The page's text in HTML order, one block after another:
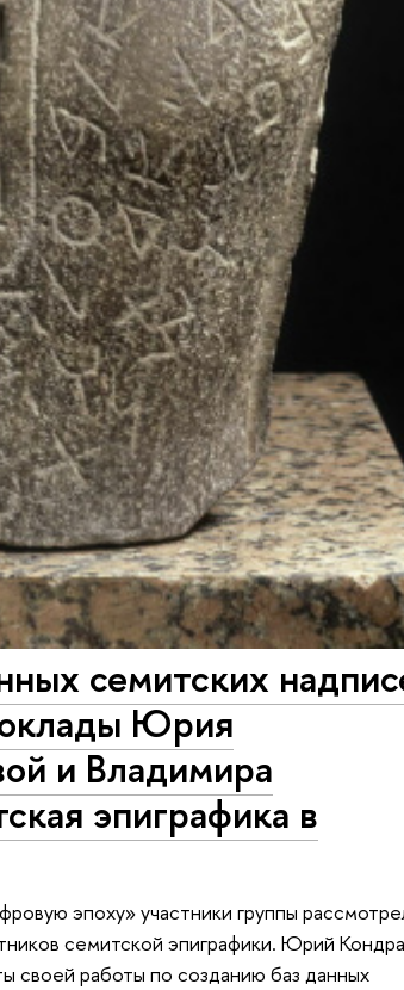
семитских
Юрия
и Владимира
эпиграфика в
эпоху» участники группы
семитской эпиграфики. Юрий
своей работы по созданию баз данных